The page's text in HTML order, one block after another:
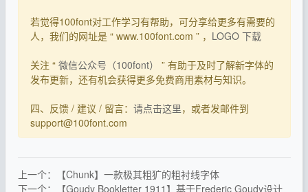
若觉得100font对工作学习有帮助，可分享给更多有需要的
人，我们的网址是 “ www.100font.com ” ， LOGO 下载
关注 “ 微信公众号（100font）
” 有助于及时了解新字体的
发布更新，还有机会获得更多免费商用素材与知识。
四、反馈 / 建议 / 留言： 请点击这里，或者发邮件到
support@100font.com
上一个：【Chunk】一款极其粗犷的粗衬线字体
下一个：【Goudy Bookletter 1911】基于Frederic Goudy设计